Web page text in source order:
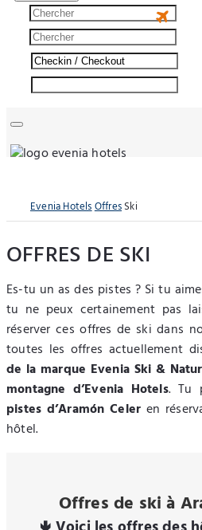
Evenia HotelsOffresSki
OFFRES DE SKI
Es-tu un as des pistes ? Si tu
tu ne peux certainement pas
réserver ces offres de ski dans
toutes les offres actuellement
de la marque Evenia Ski &
montagne d’Evenia Hotels. Tu
pistes d’Aramón Celer en
hôtel.
Offres de ski à